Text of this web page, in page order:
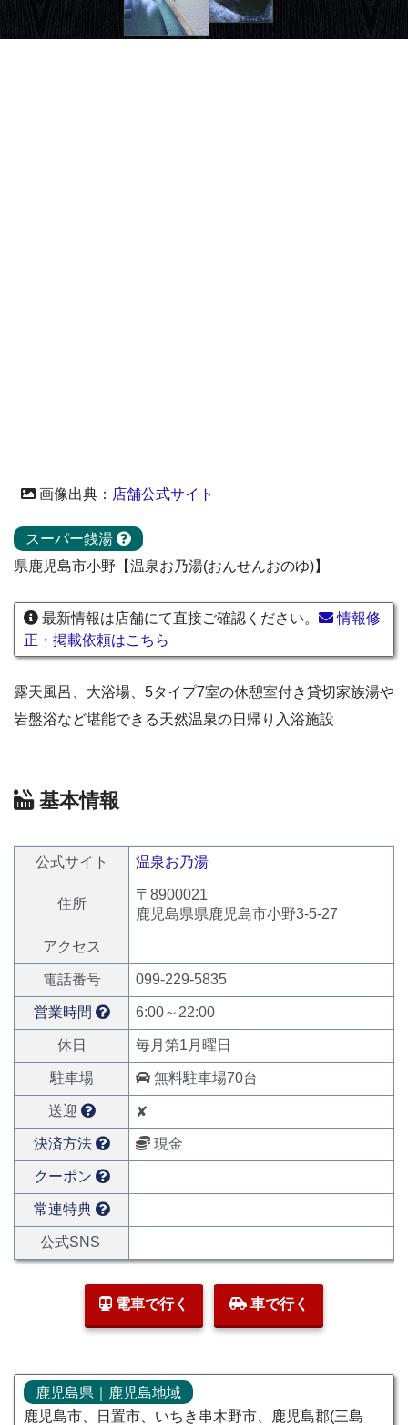
画像出典： 店舗公式サイト
スーパー銭湯
県鹿児島市小野【温泉お乃湯(おんせんおのゆ)】
最新情報は店舗にて直接ご確認ください。
情報修
正・掲載依頼はこちら
露天風呂、大浴場、5タイプ7室の休憩室付き貸切家族湯や
岩盤浴など堪能できる天然温泉の日帰り入浴施設
基本情報
公式サイト 温泉お乃湯
住所
〒8900021
鹿児島県県鹿児島市小野3-5-27
アクセス
電話番号 099-229-5835
営業時間 6:00～22:00
休日 毎月第1月曜日
駐車場 無料駐車場70台
送迎 ✘
決済方法 現金
クーポン
常連特典
公式SNS
電車で行く 車で行く
鹿児島県｜鹿児島地域
鹿児島市、日置市、いちき串木野市、鹿児島郡(三島